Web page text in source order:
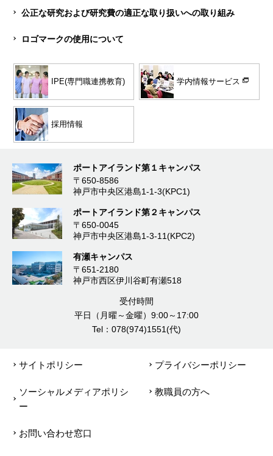
公正な研究および研究費の適正な取り扱いへの取り組み
ロゴマークの使用について
IPE(専門職連携教育) 学内情報サービス
採用情報
ポートアイランド第１キャンパス
〒650-8586
神戸市中央区港島1-1-3(KPC1)
ポートアイランド第２キャンパス
〒650-0045
神戸市中央区港島1-3-11(KPC2)
有瀬キャンパス
〒651-2180
神戸市西区伊川谷町有瀬518
受付時間
平日（月曜～金曜）9:00～17:00
Tel：078(974)1551(代)
サイトポリシー プライバシーポリシー
ソーシャルメディアポリシ
ー
教職員の方へ
お問い合わせ窓口